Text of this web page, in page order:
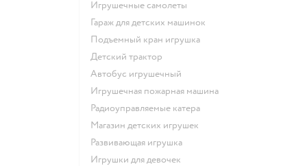
Игрушечные самолеты
Гараж для детских машинок
Подъемный кран игрушка
Детский трактор
Автобус игрушечный
Игрушечная пожарная машина
Радиоуправляемые катера
Магазин детских игрушек
Развивающая игрушка
Игрушки для девочек